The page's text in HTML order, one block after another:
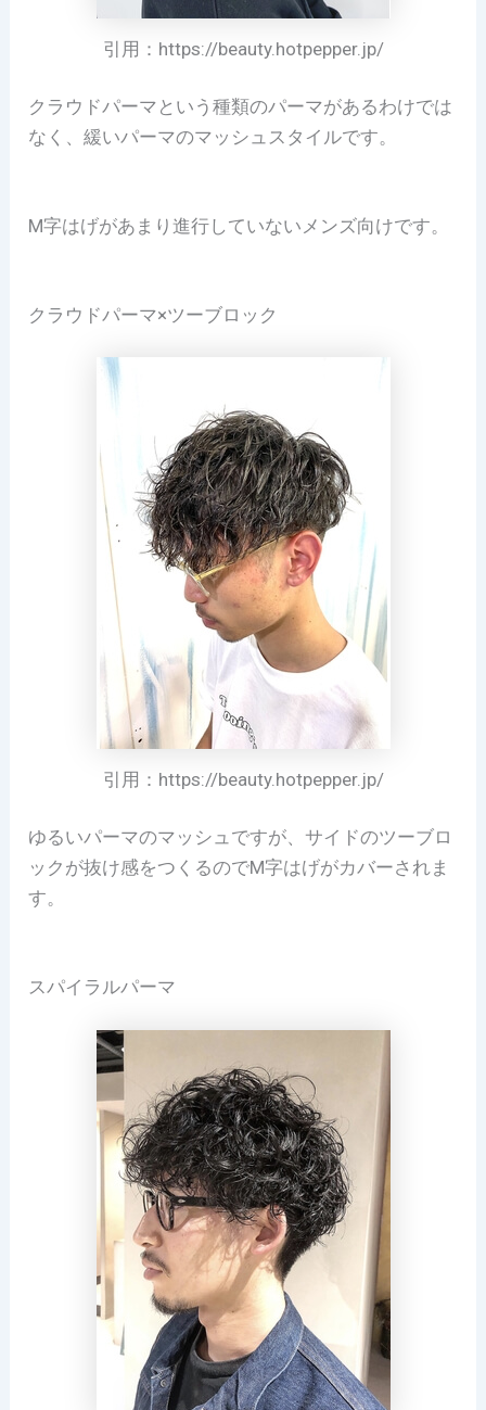
引用：https://beauty.hotpepper.jp/
クラウドパーマという種類のパーマがあるわけでは
なく、緩いパーマのマッシュスタイルです。
M字はげがあまり進行していないメンズ向けです。
クラウドパーマ×ツーブロック
引用：https://beauty.hotpepper.jp/
ゆるいパーマのマッシュですが、サイドのツーブロ
ックが抜け感をつくるのでM字はげがカバーされま
す。
スパイラルパーマ